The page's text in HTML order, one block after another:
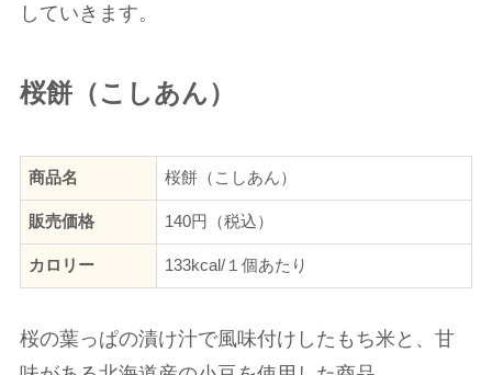
していきます。
桜餅（こしあん）
商品名 桜餅（こしあん）
販売価格 140円（税込）
カロリー 133kcal/１個あたり
桜の葉っぱの漬け汁で風味付けしたもち米と、甘